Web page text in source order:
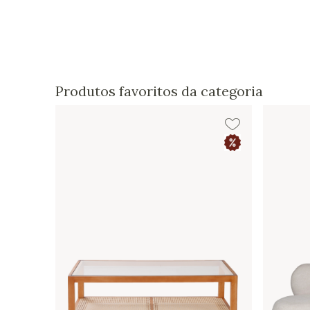
Produtos favoritos da categoria